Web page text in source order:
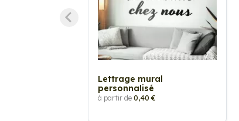
Lettrage mural
personnalisé
à partir de 0,40 €